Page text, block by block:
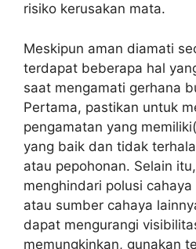
risiko kerusakan mata.
Meskipun aman diamati
terdapat beberapa hal
saat mengamati gerhana
Pertama, pastikan untuk
pengamatan yang
yang baik dan tidak
atau pepohonan. Selain
menghindari polusi
atau sumber cahaya
dapat mengurangi
memungkinkan, gunakan